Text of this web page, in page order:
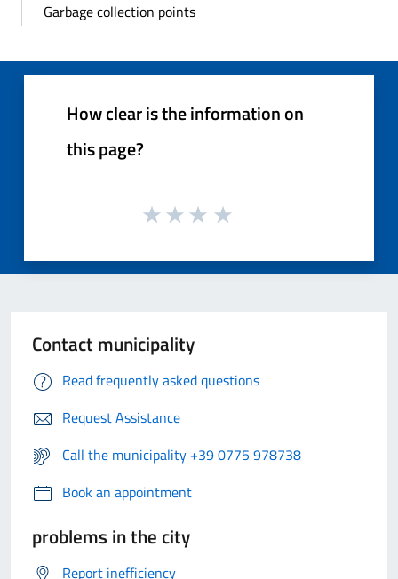
Garbage collection points
How clear is the information on
this page?
Contact municipality
Read frequently asked questions
Request Assistance
Call the municipality +39 0775 978738
Book an appointment
problems in the city
Report inefficiency